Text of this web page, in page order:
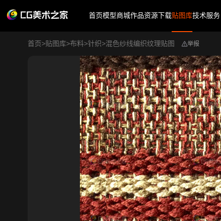
首页模型商城作品资源下载贴图库技术服务
首页>贴图库>布料>针织>混色纱线编织纹理贴图 举报